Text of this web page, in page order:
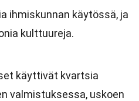
ihmiskunnan käytössä, ja
kulttuureja.
käyttivät kvartsia
valmistuksessa, uskoen